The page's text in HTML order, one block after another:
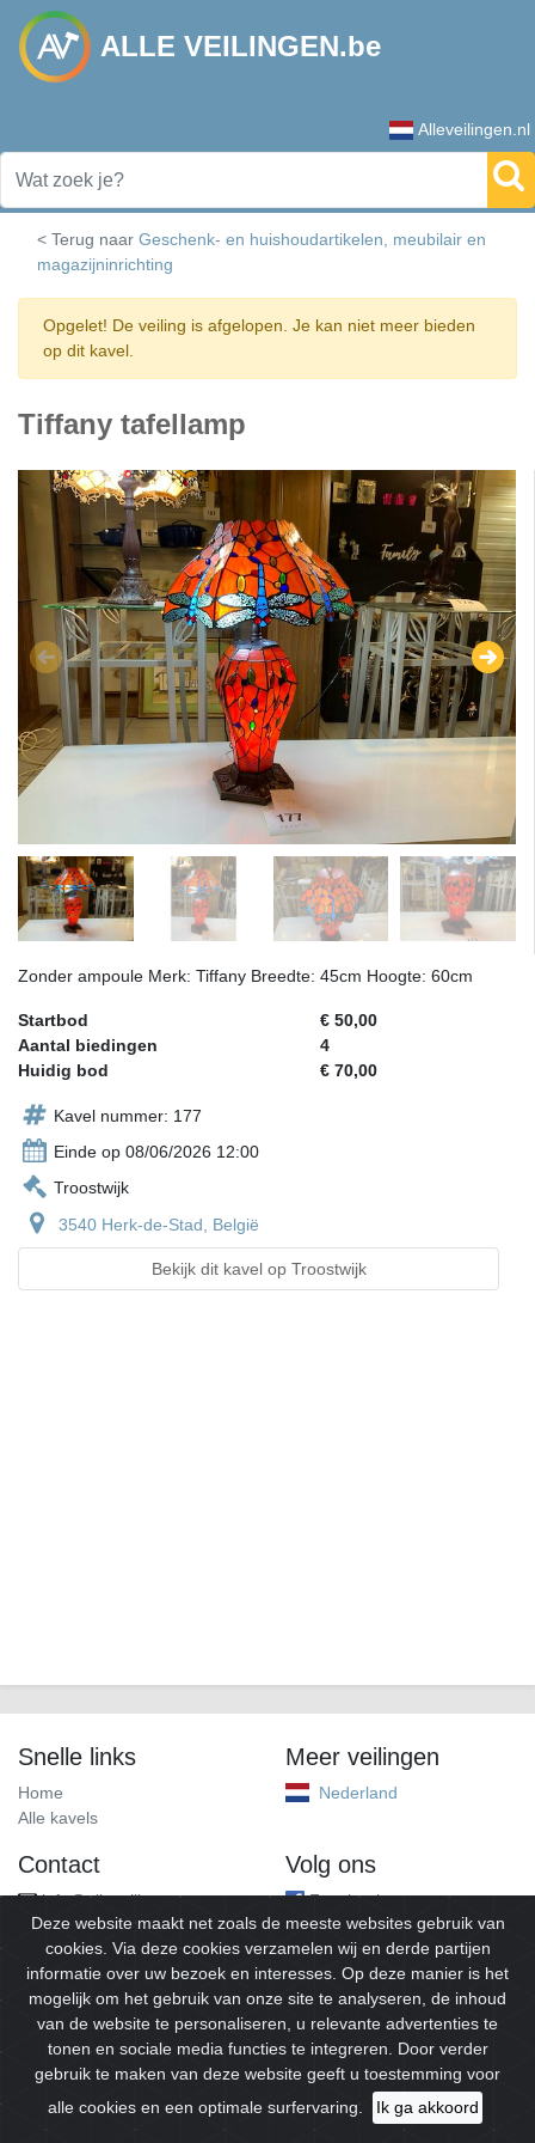
ALLE VEILINGEN.be
Alleveilingen.nl
< Terug naar Geschenk- en huishoudartikelen, meubilair en
magazijninrichting
Opgelet! De veiling is afgelopen. Je kan niet meer bieden
op dit kavel.
Tiffany tafellamp
Zonder ampoule Merk: Tiffany Breedte: 45cm Hoogte: 60cm
Startbod
€ 50,00
Aantal biedingen
4
Huidig bod
€ 70,00
Kavel nummer: 177
Einde op 08/06/2026 12:00
Troostwijk
3540 Herk-de-Stad, België
Bekijk dit kavel op Troostwijk
Snelle links
Home
Alle kavels
Meer veilingen
Nederland
Contact
info@alleveilingen.net
Volg ons
Facebook
© 2026Alleveilingen.Alle rechten voorbehouden.
Deze website maakt net zoals de meeste websites gebruik van
cookies. Via deze cookies verzamelen wij en derde partijen
informatie over uw bezoek en interesses. Op deze manier is het
mogelijk om het gebruik van onze site te analyseren, de inhoud
van de website te personaliseren, u relevante advertenties te
tonen en sociale media functies te integreren. Door verder
gebruik te maken van deze website geeft u toestemming voor
alle cookies en een optimale surfervaring.
Ik ga akkoord